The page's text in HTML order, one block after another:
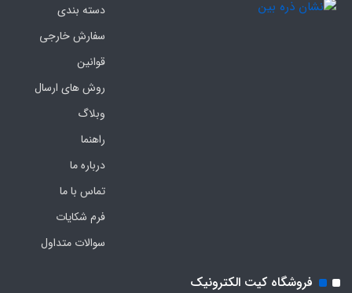
دسته بندی
سفارش خارجی
قوانین
روش های ارسال
وبلاگ
راهنما
درباره ما
تماس با ما
فرم‌ شکایات
سوالات متداول
فروشگاه کیت الکترونیک